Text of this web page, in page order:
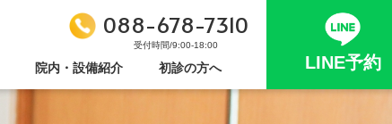
院内・設備紹介 初診の方へ
088-678-7310
受付時間/9:00-18:00
LINE予約